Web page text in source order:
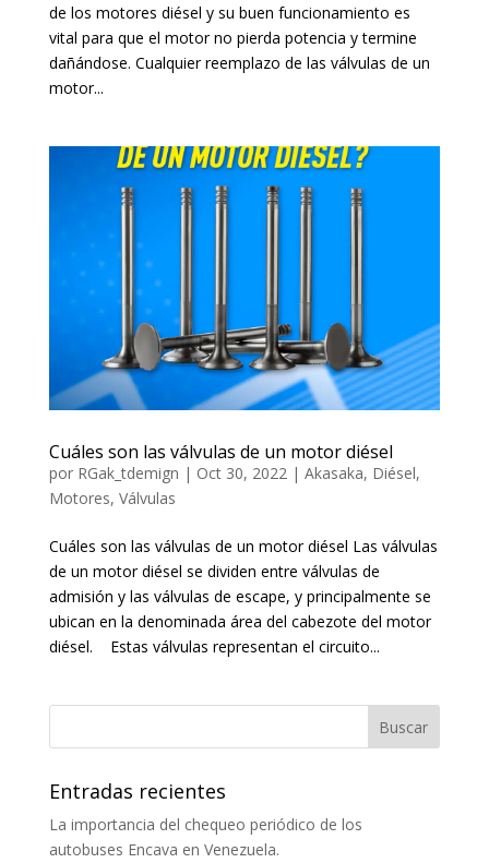
de los motores diésel y su buen funcionamiento es
vital para que el motor no pierda potencia y termine
dañándose. Cualquier reemplazo de las válvulas de un
motor...
Cuáles son las válvulas de un motor diésel
por RGak_tdemign | Oct 30, 2022| Akasaka, Diésel,
Motores, Válvulas
Cuáles son las válvulas de un motor diésel Las válvulas
de un motor diésel se dividen entre válvulas de
admisión y las válvulas de escape, y principalmente se
ubican en la denominada área del cabezote del motor
diésel. Estas válvulas representan el circuito...
Entradas recientes
La importancia del chequeo periódico de los
autobuses Encava en Venezuela.